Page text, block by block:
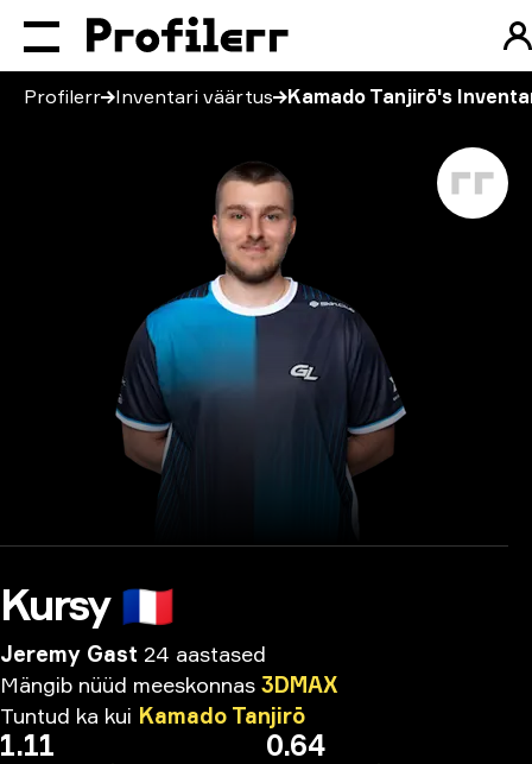
Profilerr Inventari väärtus Kamado Tanjirō's
Kursy 🇫🇷
Jeremy Gast 24 aastased
Mängib nüüd meeskonnas 3DMAX
Tuntud ka kui Kamado Tanjirō
1.11 0.64